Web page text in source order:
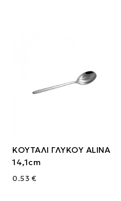
ΚΟΥΤΑΛΙ ΓΛΥΚΟΥ ALINA
14,1cm
0.53 €